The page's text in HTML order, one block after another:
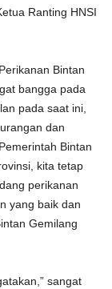
Ranting HNSI
Bintan
bangga pada
pada saat ini,
dan
Bintan
kita tetap
perikanan
yang baik dan
Gemilang
sangat